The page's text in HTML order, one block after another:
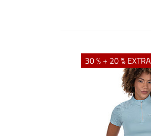
30 % + 20 % EXTRA